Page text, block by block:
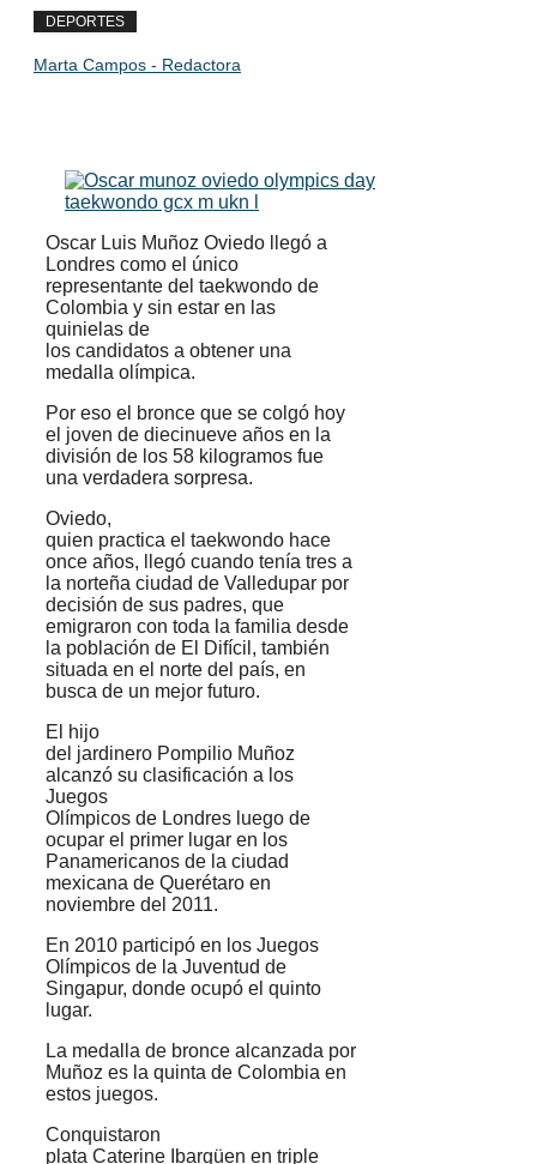
DEPORTES
Marta Campos - Redactora
Oscar Luis Muñoz Oviedo llegó a
Londres como el único
representante del taekwondo de
Colombia y sin estar en las
quinielas de
los candidatos a obtener una
medalla olímpica.
Por eso el bronce que se colgó hoy
el joven de diecinueve años en la
división de los 58 kilogramos fue
una verdadera sorpresa.
Oviedo,
quien practica el taekwondo hace
once años, llegó cuando tenía tres a
la norteña ciudad de Valledupar por
decisión de sus padres, que
emigraron con toda la familia desde
la población de El Difícil, también
situada en el norte del país, en
busca de un mejor futuro.
El hijo
del jardinero Pompilio Muñoz
alcanzó su clasificación a los
Juegos
Olímpicos de Londres luego de
ocupar el primer lugar en los
Panamericanos de la ciudad
mexicana de Querétaro en
noviembre del 2011.
En 2010 participó en los Juegos
Olímpicos de la Juventud de
Singapur, donde ocupó el quinto
lugar.
La medalla de bronce alcanzada por
Muñoz es la quinta de Colombia en
estos juegos.
Conquistaron
plata Caterine Ibargüen en triple